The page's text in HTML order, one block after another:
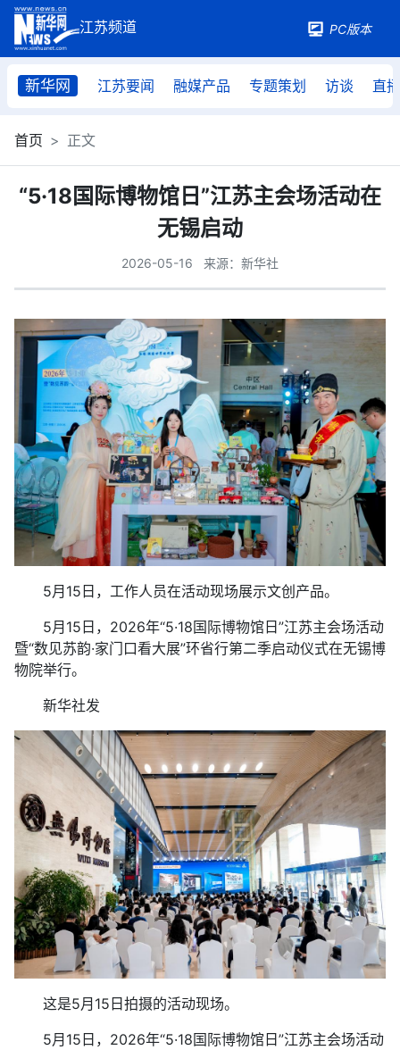
PC版本
新华网 江苏要闻 融媒产品 专题策划 访谈 直播
首页 正文
“5·18国际博物馆日”江苏主会场活动在
无锡启动
2026-05-16 来源：新华社
5月15日，工作人员在活动现场展示文创产品。
5月15日，2026年“5·18国际博物馆日”江苏主会场活动
暨“数见苏韵·家门口看大展”环省行第二季启动仪式在无锡博
物院举行。
新华社发
这是5月15日拍摄的活动现场。
5月15日，2026年“5·18国际博物馆日”江苏主会场活动